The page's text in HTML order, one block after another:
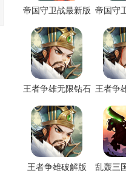
帝国守卫战最新版 帝国守
王者争雄无限钻石
版
王者争
王者争雄破解版 乱轰三